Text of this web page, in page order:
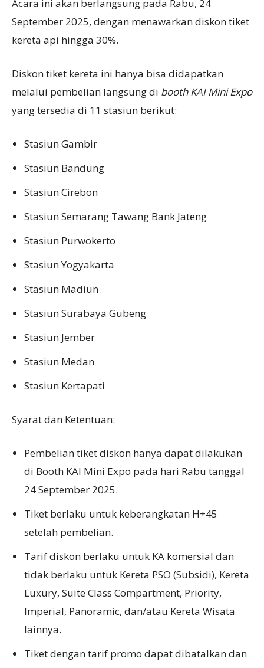
Acara ini akan berlangsung pada Rabu, 24
September 2025, dengan menawarkan diskon tiket
kereta api hingga 30%.
Diskon tiket kereta ini hanya bisa didapatkan
melalui pembelian langsung di booth KAI Mini Expo
yang tersedia di 11 stasiun berikut:
Stasiun Gambir
Stasiun Bandung
Stasiun Cirebon
Stasiun Semarang Tawang Bank Jateng
Stasiun Purwokerto
Stasiun Yogyakarta
Stasiun Madiun
Stasiun Surabaya Gubeng
Stasiun Jember
Stasiun Medan
Stasiun Kertapati
Syarat dan Ketentuan:
Pembelian tiket diskon hanya dapat dilakukan
di Booth KAI Mini Expo pada hari Rabu tanggal
24 September 2025.
Tiket berlaku untuk keberangkatan H+45
setelah pembelian.
Tarif diskon berlaku untuk KA komersial dan
tidak berlaku untuk Kereta PSO (Subsidi), Kereta
Luxury, Suite Class Compartment, Priority,
Imperial, Panoramic, dan/atau Kereta Wisata
lainnya.
Tiket dengan tarif promo dapat dibatalkan dan